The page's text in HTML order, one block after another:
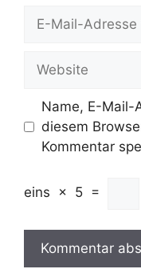
Website
Name, E-Mail-
diesem
Kommentar
eins × 5 =